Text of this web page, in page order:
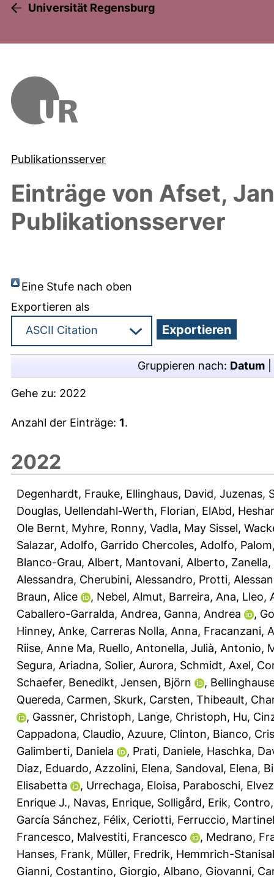
Universität Regensburg
Publikationsserver
Einträge von Afset,
Publikationsserver
Eine Stufe nach oben
Exportieren als
Gruppieren nach: Datum
Gehe zu: 2022
Anzahl der Einträge: 1.
2022
Degenhardt, Frauke, Ellinghaus, David, Juzenas,
Douglas, Uellendahl-Werth, Florian, ElAbd,
Ole Bernt, Myhre, Ronny, Vadla, May Sissel,
Salazar, Adolfo, Garrido Chercoles, Adolfo,
Blanco-Grau, Albert, Mantovani, Alberto,
Alessandra, Cherubini, Alessandro, Protti,
Braun, Alice
, Nebel, Almut, Barreira, Ana, Lleo,
Caballero-Garralda, Andrea, Ganna, Andrea ,
Hinney, Anke, Carreras Nolla, Anna, Fracanzani,
Riise, Anne Ma, Ruello, Antonella, Julià, Antonio,
Segura, Ariadna, Solier, Aurora, Schmidt, Axel,
Schaefer, Benedikt, Jensen, Björn ,
Quereda, Carmen, Skurk, Carsten, Thibeault,
, Gassner, Christoph, Lange, Christoph, Hu,
Cappadona, Claudio, Azuure, Clinton, Bianco,
Galimberti, Daniela
, Prati, Daniele, Haschka,
Diaz, Eduardo, Azzolini, Elena, Sandoval, Elena,
Elisabetta
, Urrechaga, Eloisa, Paraboschi,
Enrique J., Navas, Enrique, Solligård, Erik,
García Sánchez, Félix, Ceriotti, Ferruccio,
Francesco, Malvestiti, Francesco , Medrano,
Hanses, Frank, Müller, Fredrik, Hemmrich-
Gianni, Costantino, Giorgio, Albano, Giovanni,